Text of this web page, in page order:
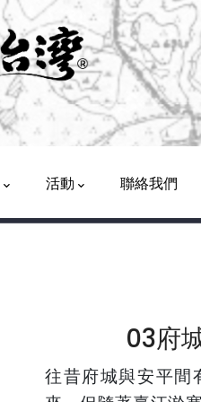
活動 聯絡我們
03府
往昔府城與安平間